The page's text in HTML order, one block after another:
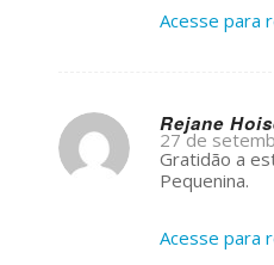
Acesse para
Rejane
s
ays:
27 de
Gratidão a
Pequenina.
Acesse para